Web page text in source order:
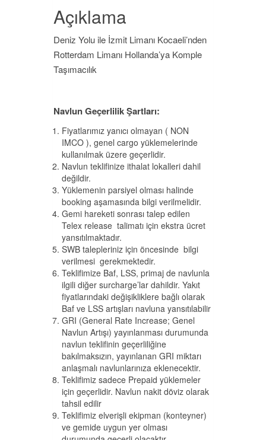
Açıklama
Deniz Yolu ile İzmit Limanı Kocaeli’nden
Rotterdam Limanı Hollanda’ya Komple
Taşımacılık
Navlun Geçerlilik Şartları:
Fiyatlarımız yanıcı olmayan ( NON
IMCO ), genel cargo yüklemelerinde
kullanılmak üzere geçerlidir.
Navlun teklifinize ithalat lokalleri dahil
değildir.
Yüklemenin parsiyel olması halinde
booking aşamasında bilgi verilmelidir.
Gemi hareketi sonrası talep edilen
Telex release talimatı için ekstra ücret
yansıtılmaktadır.
SWB talepleriniz için öncesinde bilgi
verilmesi gerekmektedir.
Teklifimize Baf, LSS, primaj de navlunla
ilgili diğer surcharge’lar dahildir. Yakıt
fiyatlarındaki değişikliklere bağlı olarak
Baf ve LSS artışları navluna yansıtılabilir
GRI (General Rate Increase; Genel
Navlun Artışı) yayınlanması durumunda
navlun teklifinin geçerliliğine
bakılmaksızın, yayınlanan GRI miktarı
anlaşmalı navlunlarınıza eklenecektir.
Teklifimiz sadece Prepaid yüklemeler
için geçerlidir. Navlun nakit döviz olarak
tahsil edilir
Teklifimiz elverişli ekipman (konteyner)
ve gemide uygun yer olması